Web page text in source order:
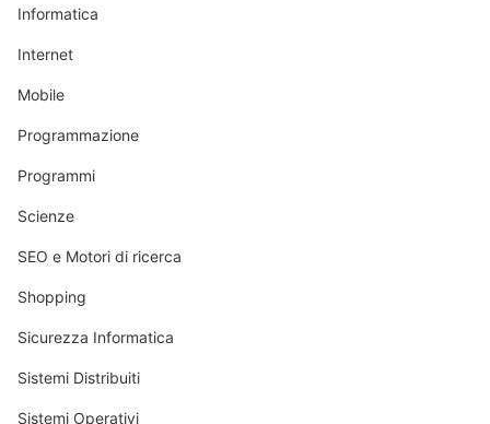
Informatica
Internet
Mobile
Programmazione
Programmi
Scienze
SEO e Motori di ricerca
Shopping
Sicurezza Informatica
Sistemi Distribuiti
Sistemi Operativi